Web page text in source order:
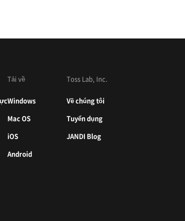
Tải về
Windows
Mac OS
iOS
Android
Toss Lab, Inc.
Về chúng tôi
Tuyển dụng
JANDI Blog